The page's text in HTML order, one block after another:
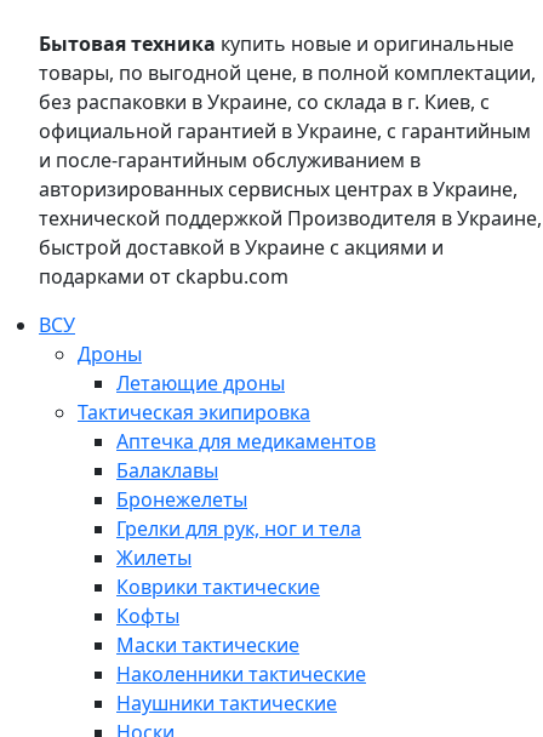
Бытовая техника купить новые и оригинальные
товары, по выгодной цене, в полной комплектации,
без распаковки в Украине, со склада в г. Киев, с
официальной гарантией в Украине, с гарантийным
и после-гарантийным обслуживанием в
авторизированных сервисных центрах в Украине,
технической поддержкой Производителя в Украине,
быстрой доставкой в Украине с акциями и
подарками от ckapbu.com
ВСУ
Дроны
Летающие дроны
Тактическая экипировка
Аптечка для медикаментов
Балаклавы
Бронежелеты
Грелки для рук, ног и тела
Жилеты
Коврики тактические
Кофты
Маски тактические
Наколенники тактические
Наушники тактические